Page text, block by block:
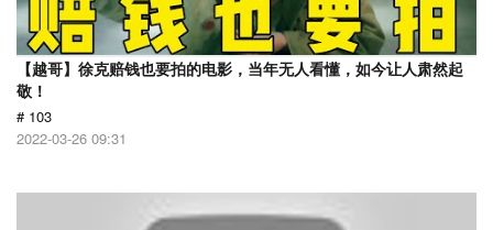
【越哥】徐克赔钱也要拍的电影，当年无人看懂，如今让人肃然起
敬！
# 103
2022-03-26 09:31